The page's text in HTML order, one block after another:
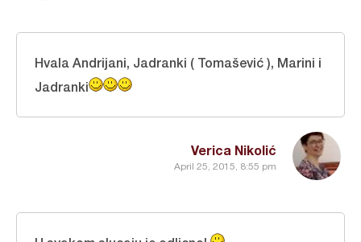
Verica Nikolić
April 25, 2015, 8:55 pm
Hvala Andrijani, Jadranki ( Tomašević ), Marini i
Jadranki